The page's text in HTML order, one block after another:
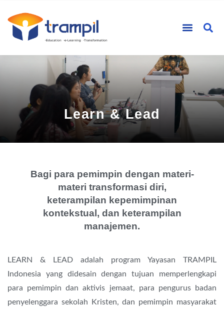
Learn & Lead
Bagi para pemimpin dengan materi-
materi transformasi diri,
keterampilan kepemimpinan
kontekstual, dan keterampilan
manajemen.​
LEARN & LEAD adalah program Yayasan TRAMPIL
Indonesia yang didesain dengan tujuan memperlengkapi
para pemimpin dan aktivis jemaat, para pengurus badan
penyelenggara sekolah Kristen, dan pemimpin masyarakat